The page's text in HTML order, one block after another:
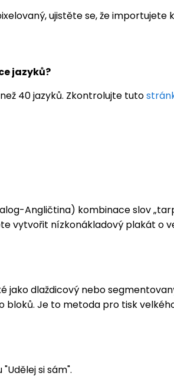
ujistěte se, že
jazyků?
40 jazyků. Zkontrolujte tuto
Angličtina) kombinace slov
vytvořit nízkonákladový plakát o
jako dlaždicový nebo
Je to metoda pro tisk
si sám".